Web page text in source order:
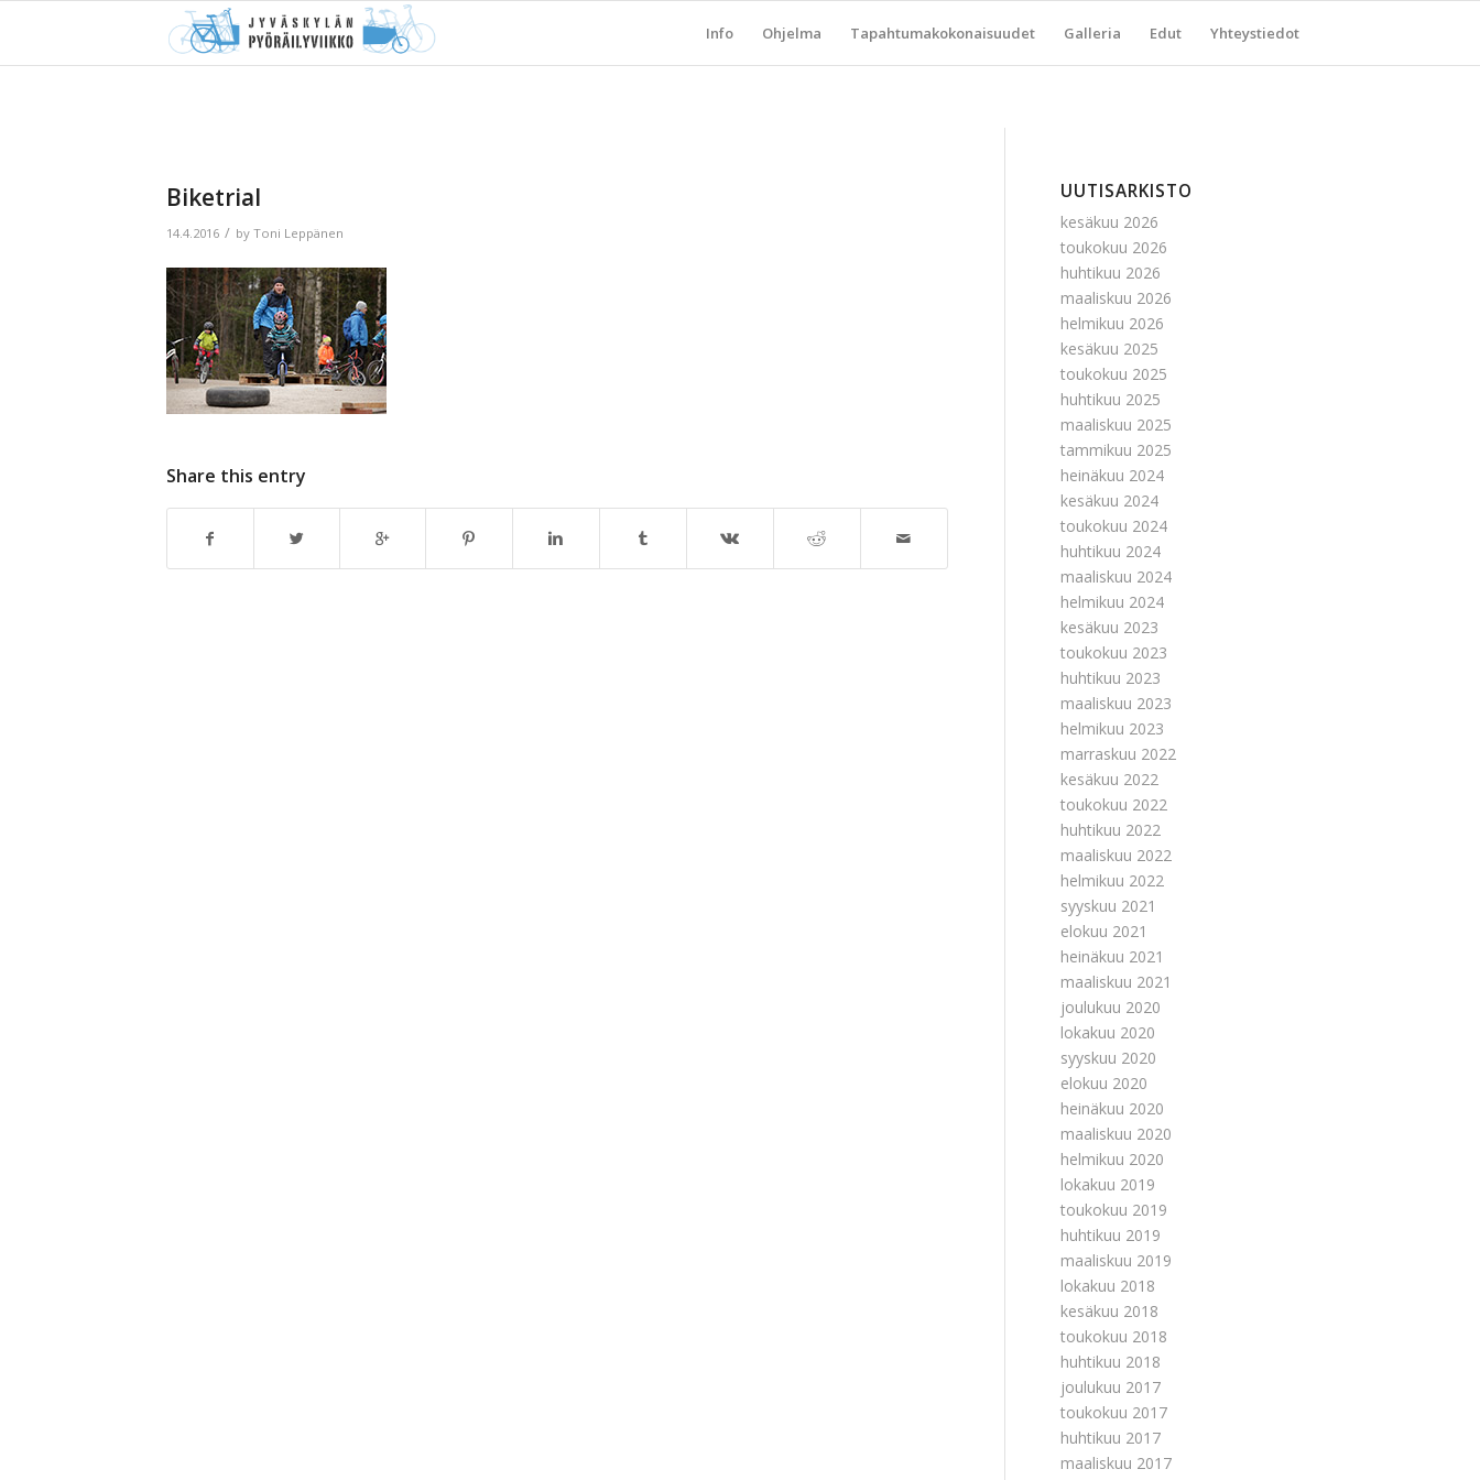
Info Ohjelma Tapahtumakokonaisuudet Galleria Edut Yhteystiedot
Biketrial
14.4.2016 / by Toni Leppänen
Share this entry
UUTISARKISTO
kesäkuu 2026
toukokuu 2026
huhtikuu 2026
maaliskuu 2026
helmikuu 2026
kesäkuu 2025
toukokuu 2025
huhtikuu 2025
maaliskuu 2025
tammikuu 2025
heinäkuu 2024
kesäkuu 2024
toukokuu 2024
huhtikuu 2024
maaliskuu 2024
helmikuu 2024
kesäkuu 2023
toukokuu 2023
huhtikuu 2023
maaliskuu 2023
helmikuu 2023
marraskuu 2022
kesäkuu 2022
toukokuu 2022
huhtikuu 2022
maaliskuu 2022
helmikuu 2022
syyskuu 2021
elokuu 2021
heinäkuu 2021
maaliskuu 2021
joulukuu 2020
lokakuu 2020
syyskuu 2020
elokuu 2020
heinäkuu 2020
maaliskuu 2020
helmikuu 2020
lokakuu 2019
toukokuu 2019
huhtikuu 2019
maaliskuu 2019
lokakuu 2018
kesäkuu 2018
toukokuu 2018
huhtikuu 2018
joulukuu 2017
toukokuu 2017
huhtikuu 2017
maaliskuu 2017